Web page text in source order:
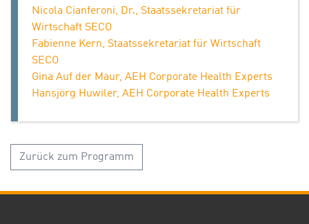
Nicola Cianferoni, Dr., Staatssekretariat für
Wirtschaft SECO
Fabienne Kern, Staatssekretariat für Wirtschaft
SECO
Gina Auf der Maur, AEH Corporate Health Experts
Hansjörg Huwiler, AEH Corporate Health Experts
Zurück zum Programm